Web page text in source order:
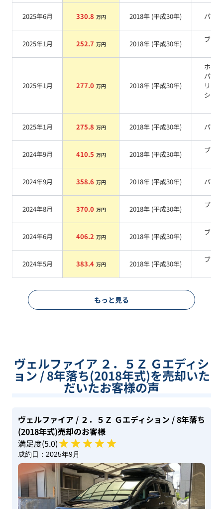
2025年6月 330.8 万円 2018年 (平成30年) パール
2025年1月 252.7 万円 2018年 (平成30年)
ブラ
2025年1月 277.0 万円 2018年 (平成30年)
ホワ
パー
リス
シャ
2025年1月 275.8 万円 2018年 (平成30年) パール
2024年9月 410.5 万円 2018年 (平成30年)
ブラ
2024年9月 358.6 万円 2018年 (平成30年) パール
2024年8月 370.0 万円 2018年 (平成30年)
ブラ
2024年6月 406.2 万円 2018年 (平成30年)
ブラ
2024年5月 383.4 万円 2018年 (平成30年)
ブラ
もっと見る
ヴェルファイア ２．５Ｚ Ｇエディシ
ョン / 8年落ち(2018年式)を売却いた
だいたお客様の声
ヴェルファイア / ２．５Ｚ Ｇエディション / 8年落ち
(2018年式)売却のお客様
満足度(5.0)
成約日： 2025年9月